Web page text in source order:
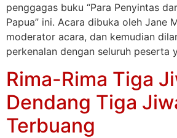
penggagas buku “Para Penyintas
Papua” ini. Acara dibuka oleh Jane
moderator acara, dan kemudian
perkenalan dengan seluruh peserta
Rima-Rima Tiga
Dendang Tiga
Terbuang